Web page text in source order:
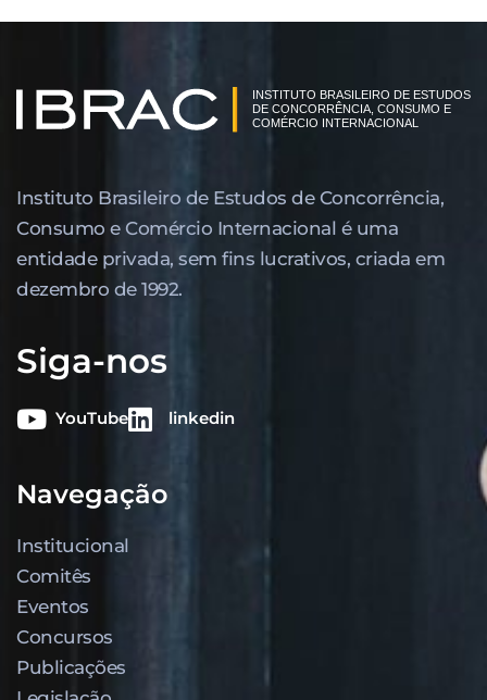
Instituto Brasileiro de Estudos de Concor­rência,
Consumo e Comércio Internacional é uma
entidade privada, sem fins lucrativos, criada em
dezembro de 1992.
Siga-nos
YouTube linkedin
Navegação
Institucional
Comitês
Eventos
Concursos
Publicações